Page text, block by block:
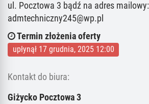
ul. Pocztowa 3 bądź na adres mailowy:
admtechniczny245@wp.pl
Termin złożenia oferty
upłynął 17 grudnia, 2025 12:00
Kontakt do biura:
Giżycko Pocztowa 3